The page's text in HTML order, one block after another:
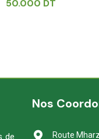
50.000 DT
de
Nos
Route